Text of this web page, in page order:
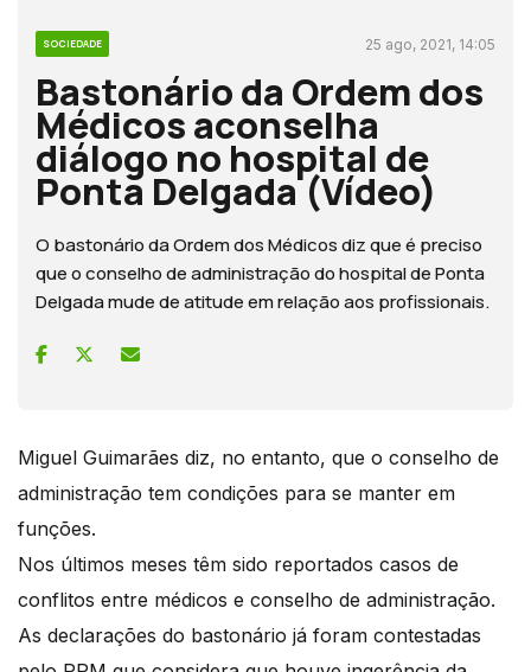
SOCIEDADE 25 ago, 2021, 14:05
Bastonário da Ordem dos
Médicos aconselha
diálogo no hospital de
Ponta Delgada (Vídeo)
O bastonário da Ordem dos Médicos diz que é preciso
que o conselho de administração do hospital de Ponta
Delgada mude de atitude em relação aos profissionais.
Miguel Guimarães diz, no entanto, que o conselho de
administração tem condições para se manter em
funções.
Nos últimos meses têm sido reportados casos de
conflitos entre médicos e conselho de administração.
As declarações do bastonário já foram contestadas